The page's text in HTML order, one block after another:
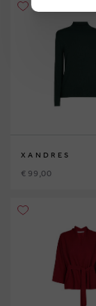
XANDRES
€ 99,00